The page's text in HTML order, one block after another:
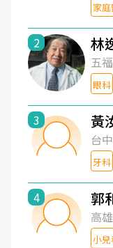
家
2 林
五
眼科
3 黃
台
牙科
4 郭
高
小